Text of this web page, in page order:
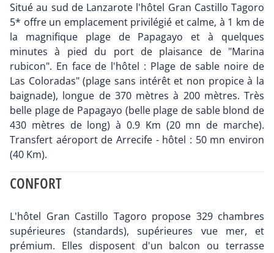
Situé au sud de Lanzarote l'hôtel Gran Castillo Tagoro
5* offre un emplacement privilégié et calme, à 1 km de
la magnifique plage de Papagayo et à quelques
minutes à pied du port de plaisance de "Marina
rubicon". En face de l'hôtel : Plage de sable noire de
Las Coloradas" (plage sans intérêt et non propice à la
baignade), longue de 370 mètres à 200 mètres. Très
belle plage de Papagayo (belle plage de sable blond de
430 mètres de long) à 0.9 Km (20 mn de marche).
Transfert aéroport de Arrecife - hôtel : 50 mn environ
(40 Km).
CONFORT
L'hôtel Gran Castillo Tagoro propose 329 chambres
supérieures (standards), supérieures vue mer, et
prémium. Elles disposent d'un balcon ou terrasse